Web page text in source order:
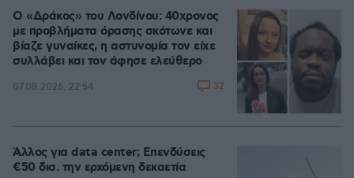
Ο «Δράκος» του Λονδίνου: 40χρονος
με προβλήματα όρασης σκότωνε και
βίαζε γυναίκες, η αστυνομία τον είχε
συλλάβει και τον άφησε ελεύθερο
07.08.2026, 22:54 32
Άλλος για data center; Επενδύσεις
€50 δισ. την ερχόμενη δεκαετία